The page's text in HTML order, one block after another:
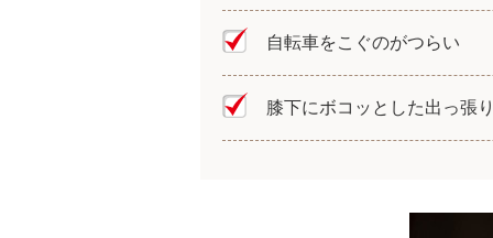
自転車をこぐのがつらい
膝下にボコッとした出っ張